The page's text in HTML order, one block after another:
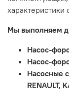
Товар является
тормозные
Неисправности
или
впуска/выпуска.
Мы выполняем
Насос-
Насос-
Насосные
RENAULT,